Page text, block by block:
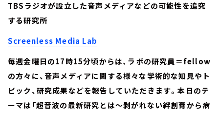
TBSラジオが設立した音声メディアなどの可能性を追究
する研究所
Screenless Media Lab
毎週金曜日の17時15分頃からは、ラボの研究員＝fellow
の方々に、音声メディアに関する様々な学術的な知見やト
ピック、研究成果などを報告していただきます。本日のテ
ーマは「超音波の最新研究とは～剥がれない絆創膏から病